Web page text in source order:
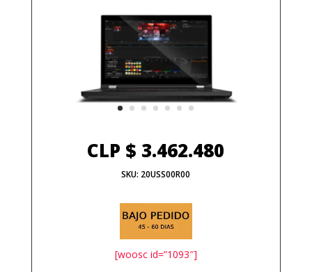
CLP $ 3.462.480
SKU: 20USS00R00
[woosc id=”1093″]